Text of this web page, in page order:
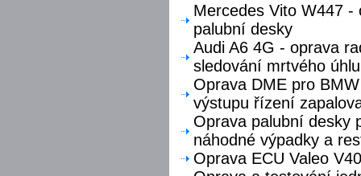
Mercedes Vito W447
palubní desky
Audi A6 4G - oprava
sledování mrtvého úhlu
Oprava DME pro
výstupu řízení
Oprava palubní desky
náhodné výpadky a
Oprava ECU Valeo